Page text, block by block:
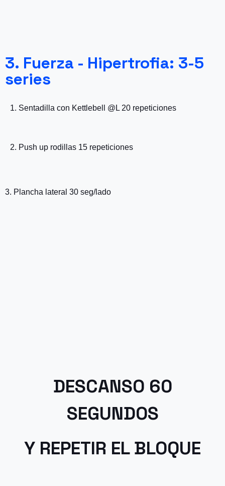
3. Fuerza - Hipertrofia: 3-5
series
1. Sentadilla con Kettlebell @L 20 repeticiones
2. Push up rodillas 15 repeticiones
3. Plancha lateral 30 seg/lado
DESCANSO 60
SEGUNDOS
Y REPETIR EL BLOQUE